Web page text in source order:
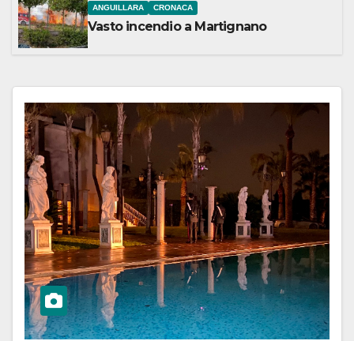
ANGUILLARA CRONACA
Vasto incendio a Martignano